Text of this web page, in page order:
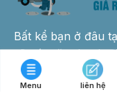
Bất kể bạn ở đâu
sẽ có mặt nhanh
nhận yêu cầu.
Menu liên hệ